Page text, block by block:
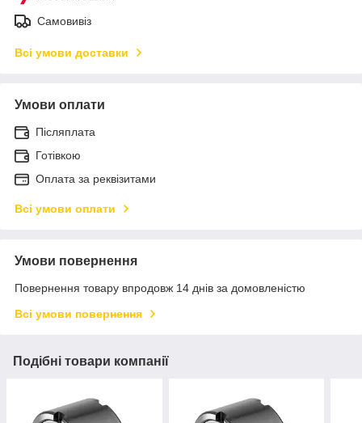
Самовивіз
Всі умови доставки
Умови оплати
Післяплата
Готівкою
Оплата за реквізитами
Всі умови оплати
Умови повернення
Повернення товару впродовж 14 днів за домовленістю
Всі умови повернення
Подібні товари компанії